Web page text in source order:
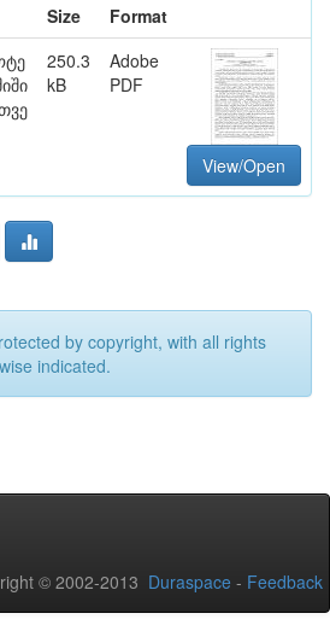
Size
Format
250.3
kB
Adobe
PDF
View/Open
by copyright, with all rights
indicated.
© 2002-2013 Duraspace - Feedback